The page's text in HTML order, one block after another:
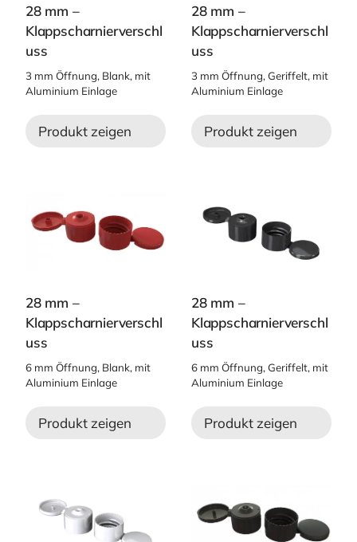
28 mm –
Klappscharnierverschl
uss
3 mm Öffnung, Blank, mit
Aluminium Einlage
Produkt zeigen
28 mm –
Klappscharnierverschl
uss
3 mm Öffnung, Geriffelt, mit
Aluminium Einlage
Produkt zeigen
28 mm –
Klappscharnierverschl
uss
6 mm Öffnung, Blank, mit
Aluminium Einlage
Produkt zeigen
28 mm –
Klappscharnierverschl
uss
6 mm Öffnung, Geriffelt, mit
Aluminium Einlage
Produkt zeigen